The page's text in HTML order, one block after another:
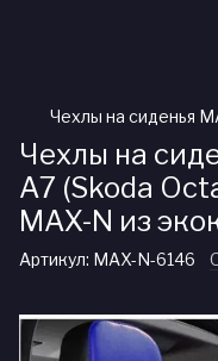
Чехлы на сиденья
Чехлы на
А7 (Skoda
MAX-N из
Артикул: MAX-N-6146